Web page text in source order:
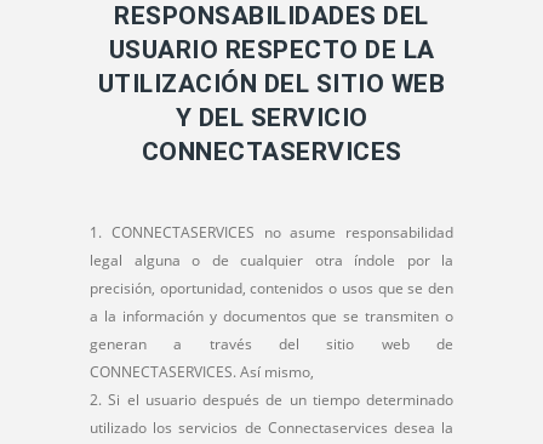
RESPONSABILIDADES DEL
USUARIO RESPECTO DE LA
UTILIZACIÓN DEL SITIO WEB
Y DEL SERVICIO
CONNECTASERVICES
CONNECTASERVICES no asume responsabilidad
legal alguna o de cualquier otra índole por la
precisión, oportunidad, contenidos o usos que se den
a la información y documentos que se transmiten o
generan a través del sitio web de
CONNECTASERVICES. Así mismo,
Si el usuario después de un tiempo determinado
utilizado los servicios de Connectaservices desea la